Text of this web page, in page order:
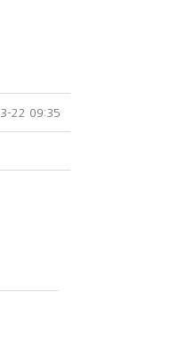
22 09:35